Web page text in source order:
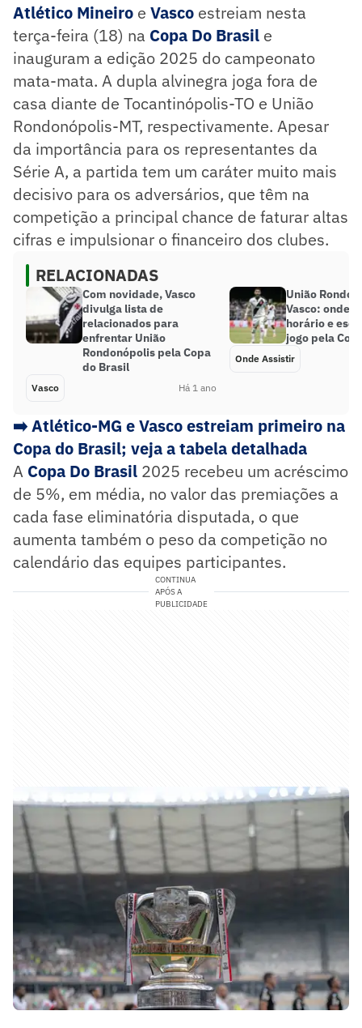
Atlético Mineiro e Vasco estreiam nesta
terça-feira (18) na Copa Do Brasil e
inauguram a edição 2025 do campeonato
mata-mata. A dupla alvinegra joga fora de
casa diante de Tocantinópolis-TO e União
Rondonópolis-MT, respectivamente. Apesar
da importância para os representantes da
Série A, a partida tem um caráter muito mais
decisivo para os adversários, que têm na
competição a principal chance de faturar altas
cifras e impulsionar o financeiro dos clubes.
RELACIONADAS
Com novidade, Vasco
divulga lista de
relacionados para
enfrentar União
Rondonópolis pela Copa
do Brasil
Vasco Há 1 ano
União
Vasco: onde
horário e
jogo pela
Onde Assistir
➡️ Atlético-MG e Vasco estreiam primeiro na
Copa do Brasil; veja a tabela detalhada
A Copa Do Brasil 2025 recebeu um acréscimo
de 5%, em média, no valor das premiações a
cada fase eliminatória disputada, o que
aumenta também o peso da competição no
calendário das equipes participantes.
CONTINUA
APÓS A
PUBLICIDADE